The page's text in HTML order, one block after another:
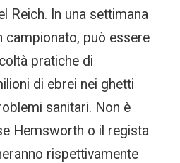
Reich. In una settimana
campionato, può essere
pratiche di
di ebrei nei ghetti
sanitari. Non è
Hemsworth o il regista
rispettivamente